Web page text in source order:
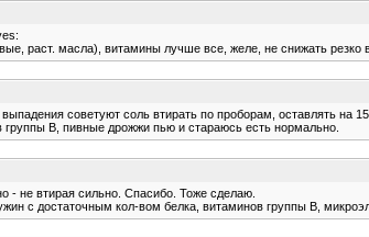
раст. масла), витамины лучше все, желе, не снижать резко
советуют соль втирать по проборам, оставлять на
группы В, пивные дрожжи пью и стараюсь есть нормально.
- не втирая сильно. Спасибо. Тоже сделаю.
с достаточным кол-вом белка, витаминов группы B,